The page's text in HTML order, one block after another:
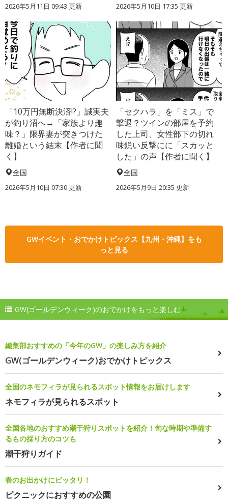
2026年5月11日 09:43 更新 2026年5月10日 17:35 更新
「10万円無断決済!?」誠実夫
が釣り沼へ→「家族より趣
味？」限界妻が突きつけた
離婚という結末【作者に聞
く】
全国
2026年5月10日 07:30 更新
「セクハラ」を「ミス」で
撃退？ツインの部屋を予約
した上司、女性部下の切れ
味鋭い反撃にに「スカッと
した」の声【作者に聞く】
全国
2026年5月9日 20:35 更新
GWイベント・おでかけトピックス【九州・沖縄】をも
っと見る
GW(ゴールデンウィーク)のおでかけをもっと楽しむ
編集部おすすめの「今年のGW」の楽しみ方を紹介
GW(ゴールデンウィーク)おでかけトピックス
全国のネモフィラが見られるスポット情報をお届けします
ネモフィラが見られるスポット
全国各地のおすすめ潮干狩りスポットを紹介！旬な時期や準備す
るもの採り方のコツも
潮干狩りガイド
春のお出かけにピッタリ！
ピクニックにおすすめの公園